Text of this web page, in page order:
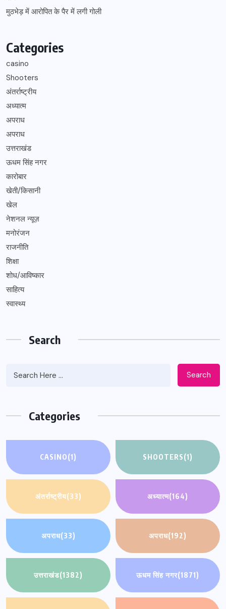
मुठभेड़ में आरोपित के पैर में लगी गोली
Categories
casino
Shooters
अंतर्राष्ट्रीय
अध्यात्म
अपराध
अपराध
उत्तराखंड
ऊधम सिंह नगर
कारोबार
खेती/किसानी
खेल
नेशनल न्यूज़
मनोरंजन
राजनीति
शिक्षा
शोध/आविष्कार
साहित्य
स्वास्थ्य
Search
Search
Categories
CASINO(1) SHOOTERS(1)
अंतर्राष्ट्रीय(33) अध्यात्म(164)
अपराध(33) अपराध(192)
उत्तराखंड(1382) ऊधम सिंह नगर(1871)